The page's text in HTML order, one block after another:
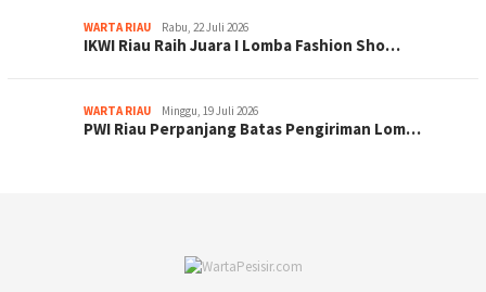
WARTA RIAU Rabu, 22 Juli 2026
IKWI Riau Raih Juara I Lomba Fashion Sho…
WARTA RIAU Minggu, 19 Juli 2026
PWI Riau Perpanjang Batas Pengiriman Lom…